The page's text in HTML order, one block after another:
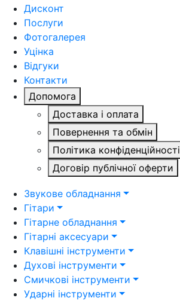
Дисконт
Послуги
Фотогалерея
Уцінка
Відгуки
Контакти
Допомога
Доставка і оплата
Повернення та обмін
Політика конфіденційності
Договір публічної оферти
Звукове обладнання
Гітари
Гітарне обладнання
Гітарні аксесуари
Клавішні інструменти
Духові інструменти
Смичкові інструменти
Ударні інструменти